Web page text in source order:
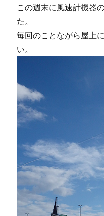
この週末に風速計機器
た。
毎回のことながら屋上
い。